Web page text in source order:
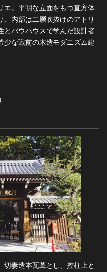
エ。平明な立面をもつ直方体
、内部は二層吹抜けのアトリ
とバウハウスで学んだ設計者
少な戦前の木造モダニズム建
切妻造本瓦葺とし、控柱上と